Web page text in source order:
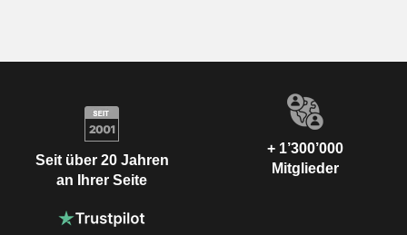
Seit über 20 Jahren
an Ihrer Seite
+ 1’300’000
Mitglieder